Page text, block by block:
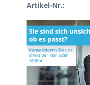
Artikel-Nr.: